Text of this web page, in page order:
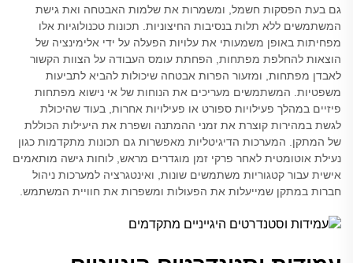
גם בעת הפסקות חשמל, ומשמרות את שלמות האבטחה ואת גישת
המשתמשים ללא תלות בנסיבות החיצוניות. תכונות טכנולוגיות אלו
מפחיתות באופן משמעותי את עלויות הפעלה על ידי אלימינציה של
הוצאות להחלפת מפתחות, הפחתת עומס העבודה על הצוות הקשור
לאבדן מפתחות, ומזעור הפרות אבטחה שיכולות להביא לתביעות
משפטיות. המשתמשים מעריכים את הנוחות של אי נישוא מפתחות
פיזיים במהלך פעילויות ספורט או פעילויות אחרות, בעוד שהיכולת
לגשת במהירות קוצרת את זמני ההמתנה ושפרת את היעילות הכוללת
של המתקן. המערכות הדיגיטליות מאפשרות גם תכונות מתקדמות כגון
נעילת אוטומטית לאחר פרקי זמן מוגדרים מראש, לוחות גישה מותאמים
אישית עבור קטגוריות משתמשים שונות, ואינטגרציה למערכות ניהול
חברות במתקן שמייעלות את הפעולות ומשפרות את חוויית המשתמש.